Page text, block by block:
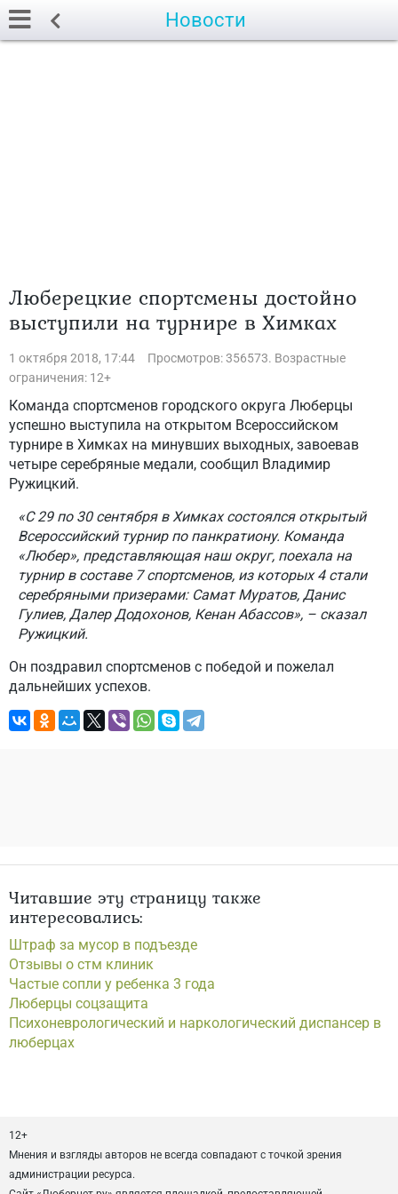
Новости
Люберецкие спортсмены достойно
выступили на турнире в Химках
1 октября 2018, 17:44
Просмотров: 356573. Возрастные
ограничения: 12+
Команда спортсменов городского округа Люберцы
успешно выступила на открытом Всероссийском
турнире в Химках на минувших выходных, завоевав
четыре серебряные медали, сообщил Владимир
Ружицкий.
«С 29 по 30 сентября в Химках состоялся открытый
Всероссийский турнир по панкратиону. Команда
«Любер», представляющая наш округ, поехала на
турнир в составе 7 спортсменов, из которых 4 стали
серебряными призерами: Самат Муратов, Данис
Гулиев, Далер Додохонов, Кенан Абассов», – сказал
Ружицкий.
Он поздравил спортсменов с победой и пожелал
дальнейших успехов.
Читавшие эту страницу также
интересовались:
Штраф за мусор в подъезде
Отзывы о стм клиник
Частые сопли у ребенка 3 года
Люберцы соцзащита
Психоневрологический и наркологический диспансер в
люберцах
12+
Мнения и взгляды авторов не всегда совпадают с точкой зрения
администрации ресурса.